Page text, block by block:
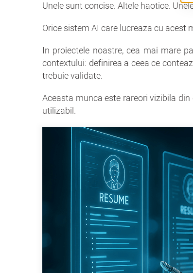
Unele sunt concise. Altele haotice.
Orice sistem AI care lucreaza cu acest
In proiectele noastre, cea mai mare
contextului: definirea a ceea ce
trebuie validate.
Aceasta munca este rareori vizibila
utilizabil.